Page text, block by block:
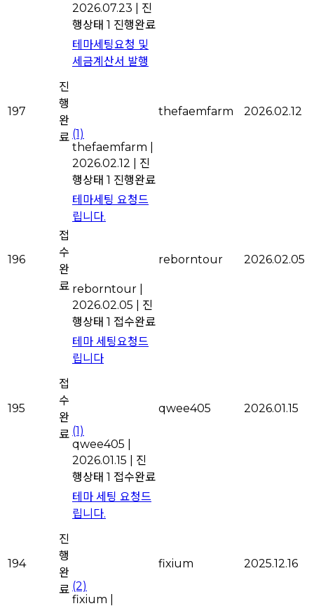
2026.07.23
진
행상태 1 진행완료
197
진
행
완
료
테마세팅요청 및
세금계산서 발행
(1)
thefaemfarm
2026.02.12
진
행상태 1 진행완료
thefaemfarm 2026.02.12
196
접
수
완
료
테마세팅 요청드
립니다.
reborntour
2026.02.05
진
행상태 1 접수완료
reborntour 2026.02.05
195
접
수
완
료
테마 세팅요청드
립니다
(1)
qwee405
2026.01.15
진
행상태 1 접수완료
qwee405 2026.01.15
194
진
행
완
료
테마 세팅 요청드
립니다.
(2)
fixium
fixium 2025.12.16